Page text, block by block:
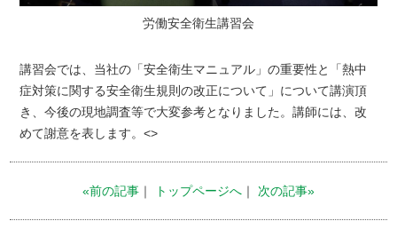
労働安全衛生講習会
講習会では、当社の「安全衛生マニュアル」の重要性と「熱中
症対策に関する安全衛生規則の改正について」について講演頂
き、今後の現地調査等で大変参考となりました。講師には、改
めて謝意を表します。<>
«前の記事 ｜ トップページへ ｜ 次の記事»